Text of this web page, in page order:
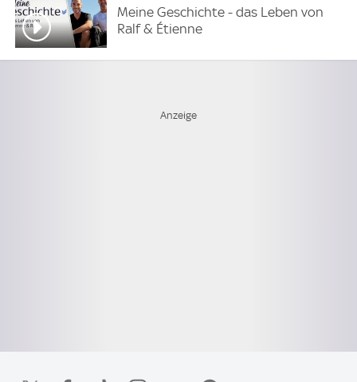
Meine Geschichte - das Leben von
Ralf & Étienne